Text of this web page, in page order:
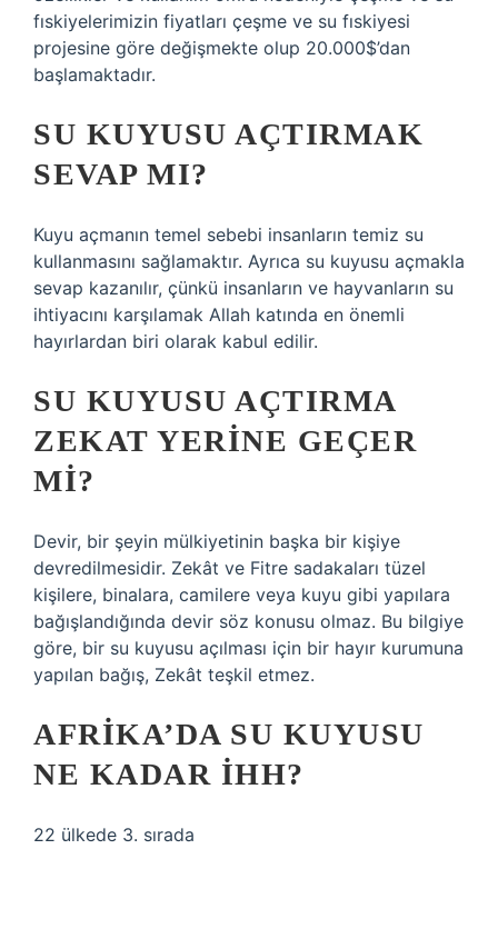
fıskiyelerimizin fiyatları çeşme ve su fıskiyesi
projesine göre değişmekte olup 20.000$’dan
başlamaktadır.
SU KUYUSU AÇTIRMAK
SEVAP MI?
Kuyu açmanın temel sebebi insanların temiz su
kullanmasını sağlamaktır. Ayrıca su kuyusu açmakla
sevap kazanılır, çünkü insanların ve hayvanların su
ihtiyacını karşılamak Allah katında en önemli
hayırlardan biri olarak kabul edilir.
SU KUYUSU AÇTIRMA
ZEKAT YERINE GEÇER
MI?
Devir, bir şeyin mülkiyetinin başka bir kişiye
devredilmesidir. Zekât ve Fitre sadakaları tüzel
kişilere, binalara, camilere veya kuyu gibi yapılara
bağışlandığında devir söz konusu olmaz. Bu bilgiye
göre, bir su kuyusu açılması için bir hayır kurumuna
yapılan bağış, Zekât teşkil etmez.
AFRIKA’DA SU KUYUSU
NE KADAR IHH?
22 ülkede 3. sırada